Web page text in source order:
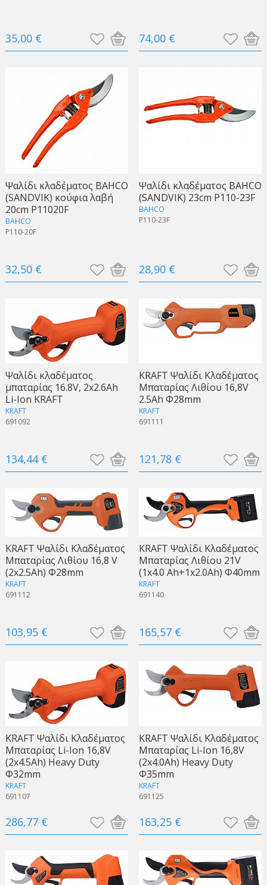
35,00 € 74,00 €
Ψαλίδι κλαδέματος BAHCO
(SANDVIK) κούφια λαβή
20cm P11020F
BAHCO
P110-20F
32,50 €
Ψαλίδι κλαδέματος BAHCO
(SANDVIK) 23cm P110-23F
BAHCO
P110-23F
28,90 €
Ψαλίδι κλαδέματος
μπαταρίας 16.8V, 2x2.6Ah
Li-Ion KRAFT
KRAFT
691092
134,44 €
KRAFT Ψαλίδι Κλαδέματος
Μπαταρίας Λιθίου 16,8V
2.5Ah Φ28mm
KRAFT
691111
121,78 €
KRAFT Ψαλίδι Κλαδέματος
Μπαταρίας Λιθίου 16,8 V
(2x2.5Ah) Φ28mm
KRAFT
691112
103,95 €
KRAFT Ψαλίδι Κλαδέματος
Μπαταρίας Λιθίου 21V
(1x4.0 Ah+1x2.0Ah) Φ40mm
KRAFT
691140
165,57 €
KRAFT Ψαλίδι Κλαδέματος
Μπαταρίας Li-Ion 16,8V
(2x4.5Ah) Heavy Duty
Φ32mm
KRAFT
691107
286,77 €
KRAFT Ψαλίδι Κλαδέματος
Μπαταρίας Li-Ion 16,8V
(2x4.0Ah) Heavy Duty
Φ35mm
KRAFT
691125
163,25 €